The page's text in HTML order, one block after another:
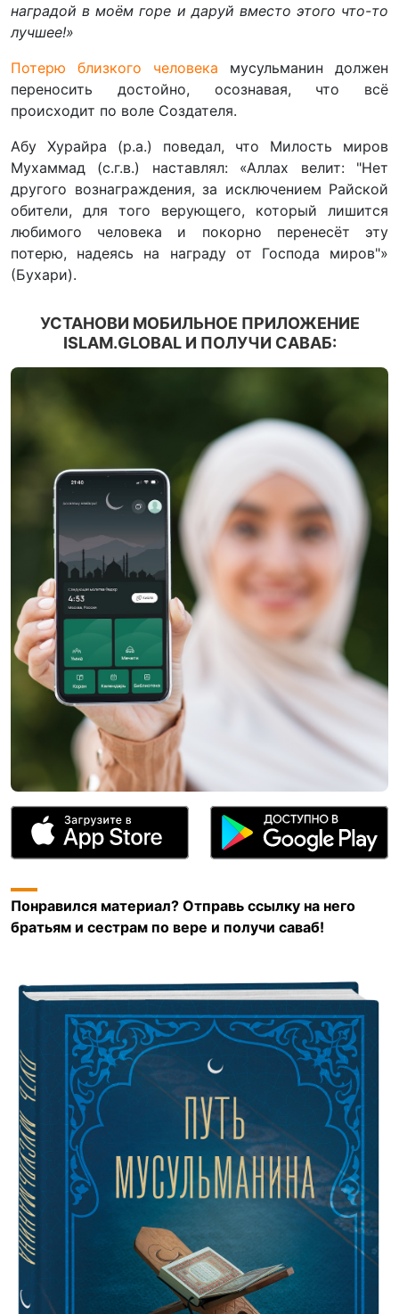
наградой в моём горе и даруй вместо этого что-то
лучшее!»
Потерю близкого человека мусульманин должен
переносить достойно, осознавая, что всё
происходит по воле Создателя.
Абу Хурайра (р.а.) поведал, что Милость миров
Мухаммад (с.г.в.) наставлял: «Аллах велит: "Нет
другого вознаграждения, за исключением Райской
обители, для того верующего, который лишится
любимого человека и покорно перенесёт эту
потерю, надеясь на награду от Господа миров"»
(Бухари).
УСТАНОВИ МОБИЛЬНОЕ ПРИЛОЖЕНИЕ
ISLAM.GLOBAL И ПОЛУЧИ САВАБ:
Понравился материал? Отправь ссылку на него
братьям и сестрам по вере и получи саваб!